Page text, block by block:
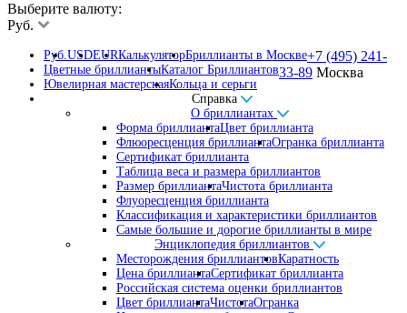
Выберите валюту:
Руб.
Руб.USDEURКалькуляторБриллианты в Москве
Цветные бриллиантыКаталог Бриллиантов
Ювелирная мастерскаяКольца и серьги
Справка
О бриллиантах
Форма бриллиантаЦвет бриллианта
Флюоресценция бриллиантаОгранка бриллианта
Сертификат бриллианта
Таблица веса и размера бриллиантов
Размер бриллиантаЧистота бриллианта
Флуоресценция бриллианта
Классификация и характеристики бриллиантов
Самые большие и дорогие бриллианты в мире
Энциклопедия бриллиантов
Месторождения бриллиантовКаратность
Цена бриллиантаСертификат бриллианта
Российская система оценки бриллиантов
Цвет бриллиантаЧистотаОгранка
+7 (495) 241-
33-89 Москва